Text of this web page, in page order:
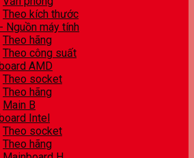
Theo kích thước
Nguồn máy tính
Theo hãng
Theo công suất
AMD
Theo socket
Theo hãng
Main B
Intel
Theo socket
Theo hãng